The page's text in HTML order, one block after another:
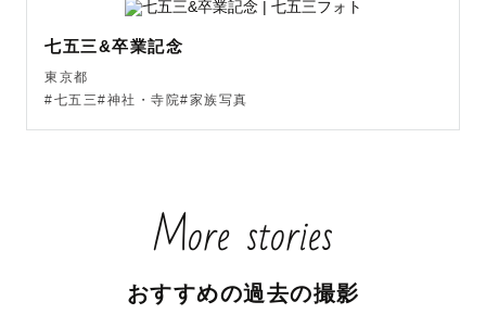
もっと多くの方に
『幸せな瞬間』に気づいて欲しい
これからの人生の支えになるような大切なものになります
七五三&卒業記念
東京都
#七五三#神社・寺院#家族写真
More stories
おすすめの過去の撮影